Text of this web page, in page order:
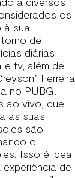
os
à sua
de
diárias
e tv, além de
Ferreira
no PUBG.
ao vivo, que
as suas
são
o
Isso é ideal
de